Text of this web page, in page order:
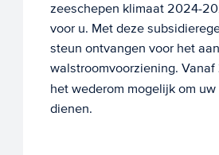
zeeschepen klimaat 2024-
voor u. Met deze
steun ontvangen voor het
walstroomvoorziening. Vanaf
het wederom mogelijk om
dienen.